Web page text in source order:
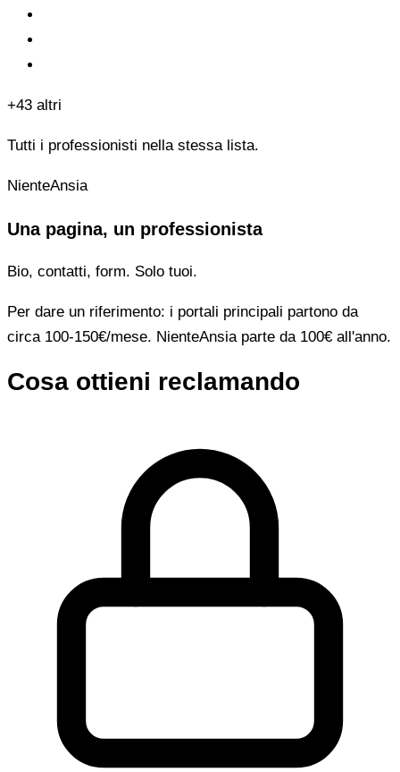
+43 altri
Tutti i professionisti nella stessa lista.
NienteAnsia
Una pagina, un professionista
Bio, contatti, form. Solo tuoi.
Per dare un riferimento: i portali principali partono da
circa 100-150€/mese. NienteAnsia parte da 100€ all'anno.
Cosa ottieni reclamando